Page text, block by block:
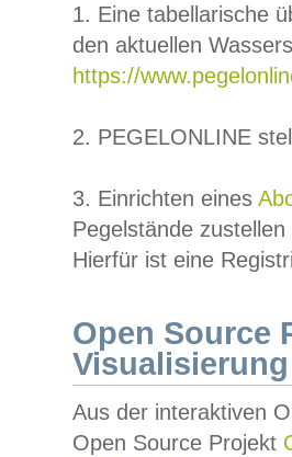
1. Eine tabellarische
den aktuellen
https://
2. PEGELONLINE
3. Einrichten eines
Pegelstände
Hierfür ist eine
Open Source
Visualisierung
Aus der interaktiven
Open Source Projekt